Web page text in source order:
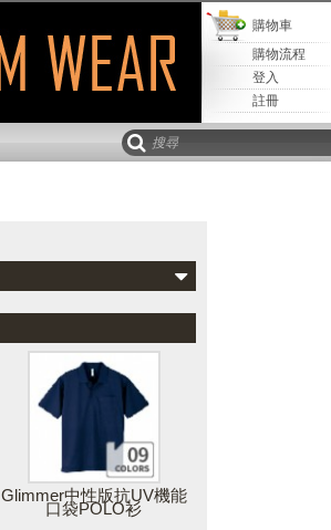
購物車
購物流程
登入
註冊
新增水平文字
可以新增水平、垂直或弧形文字到您的設
計作品中，並且可隨時調整文字的字型、
樣式、顏色、輪廓等外觀
Glimmer中性版抗UV機能
口袋POLO衫